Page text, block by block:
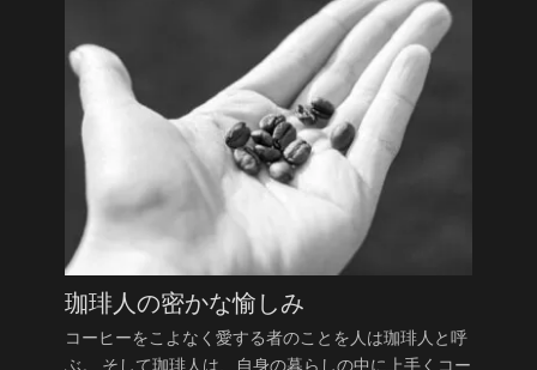
珈琲人の密かな愉しみ
コーヒーをこよなく愛する者のことを人は珈琲人と呼
ぶ。 そして珈琲人は、自身の暮らしの中に上手くコー